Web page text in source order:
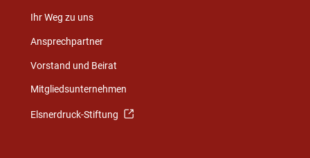
Ihr Weg zu uns
Ansprechpartner
Vorstand und Beirat
Mitgliedsunternehmen
Elsnerdruck-Stiftung